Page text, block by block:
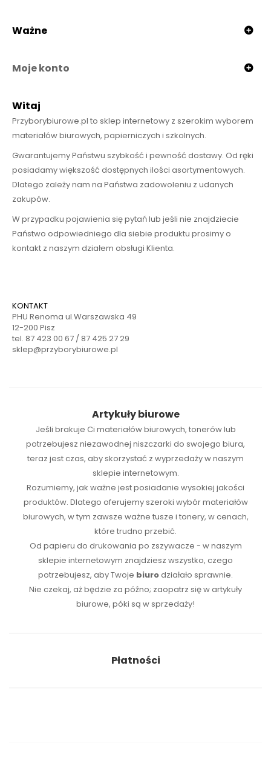
Ważne
Moje konto
Witaj
Przyborybiurowe.pl to sklep internetowy z szerokim wyborem
materiałów biurowych, papierniczych i szkolnych.
Gwarantujemy Państwu szybkość i pewność dostawy. Od ręki
posiadamy większość dostępnych ilości asortymentowych.
Dlatego zależy nam na Państwa zadowoleniu z udanych
zakupów.
W przypadku pojawienia się pytań lub jeśli nie znajdziecie
Państwo odpowiedniego dla siebie produktu prosimy o
kontakt z naszym działem obsługi Klienta.
KONTAKT
PHU Renoma ul.Warszawska 49
12-200 Pisz
tel. 87 423 00 67 / 87 425 27 29
sklep@przyborybiurowe.pl
Artykuły biurowe
Jeśli brakuje Ci materiałów biurowych, tonerówlub
potrzebujesz niezawodnej niszczarki do swojego biura,
teraz jest czas, aby skorzystać z wyprzedaży w naszym
sklepie internetowym.
Rozumiemy, jak ważne jest posiadanie wysokiej jakości
produktów. Dlatego oferujemy szeroki wybór materiałów
biurowych, w tym zawsze ważne tusze i tonery, w cenach,
które trudno przebić.
Od papieru do drukowania po zszywacze - w naszym
sklepie internetowym znajdziesz wszystko, czego
potrzebujesz, aby Twoje biurodziałało sprawnie.
Nie czekaj, aż będzie za późno; zaopatrz się w artykuły
biurowe, póki są w sprzedaży!
Płatności